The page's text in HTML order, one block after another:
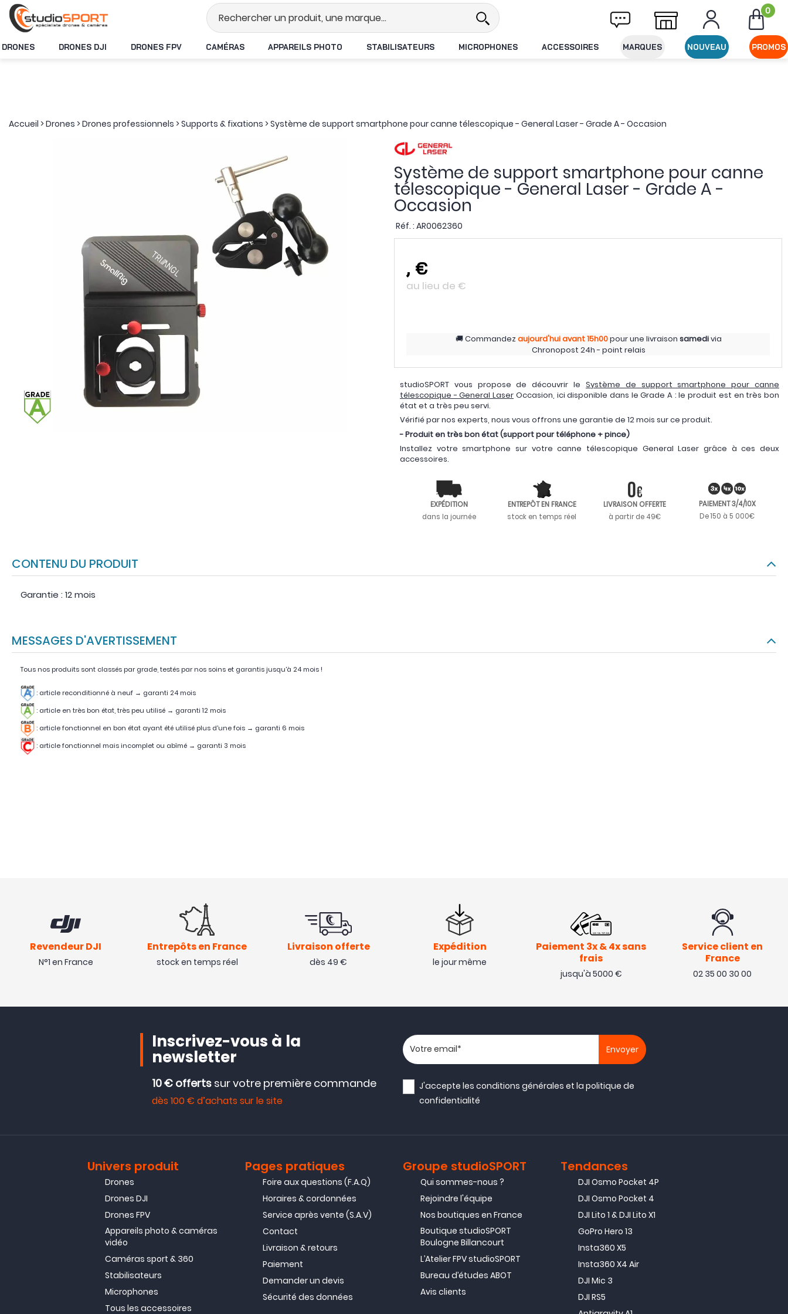
Stock en temps réel Livraison offerte dès 49€ d'achat 0
DRONES DRONES DJI DRONES FPV CAMÉRAS APPAREILS PHOTO STABILISATEURS MICROPHONES ACCESSOIRES MARQUES NOUVEAU PROMOS
Accueil >Drones >Drones professionnels >Supports & fixations >Système de support smartphone pour canne télescopique - General Laser - Grade A - Occasion
Système de support smartphone pour canne
télescopique - General Laser - Grade A -
Occasion
Réf. : AR0062360
, €
au lieu de €
Commandezaujourd'huiavant 15h00pour une livraison samedivia
Chronopost 24h - point relais
studioSPORT vous propose de découvrir le Système de support smartphone pour canne
télescopique - General Laser Occasion, ici disponible dans le Grade A : le produit est en très bon
état et a très peu servi.
Vérifié par nos experts, nous vous offrons une garantie de 12 mois sur ce produit.
- Produit en très bon état (support pour téléphone + pince)
Installez votre smartphone sur votre canne télescopique General Laser grâce à ces deux
accessoires.
EXPÉDITION
dans la journée
ENTREPÔT EN FRANCE
stock en temps réel
LIVRAISON OFFERTE
à partir de 49€
PAIEMENT 3/4/10X
De 150 à 5 000€
CONTENU DU PRODUIT
Garantie : 12 mois
MESSAGES D'AVERTISSEMENT
Tous nos produits sont classés par grade, testés par nos soins et garantis jusqu'à 24 mois !
: article reconditionné à neuf → garanti 24 mois
: article en très bon état, très peu utilisé → garanti 12 mois
: article fonctionnel en bon état ayant été utilisé plus d'une fois → garanti 6 mois
: article fonctionnel mais incomplet ou abîmé → garanti 3 mois
Revendeur DJI
N°1 en France
Entrepôts en France
stock en temps réel
Livraison offerte
dès 49 €
Expédition
le jour même
Paiement 3x & 4x sans
frais
jusqu'à 5000 €
Service client en
France
02 35 00 30 00
Inscrivez-vous à la
newsletter
10 € offerts sur votre première commande
dès 100 € d’achats sur le site
Votre adresse email
J'accepte lesconditions générales et lapolitique de
confidentialité
Univers produit
Drones
Drones DJI
Drones FPV
Appareils photo & caméras
vidéo
Caméras sport & 360
Stabilisateurs
Microphones
Tous les accessoires
Pages pratiques
Foire aux questions (F.A.Q)
Horaires & cordonnées
Service après vente (S.A.V)
Contact
Livraison & retours
Paiement
Demander un devis
Sécurité des données
Groupe studioSPORT
Qui sommes-nous ?
Rejoindre l'équipe
Nos boutiques en France
Boutique studioSPORT
Boulogne Billancourt
L’Atelier FPV studioSPORT
Bureau d’études ABOT
Avis clients
Tendances
DJI Osmo Pocket 4P
DJI Osmo Pocket 4
DJI Lito 1 & DJI Lito X1
GoPro Hero 13
Insta360 X5
Insta360 X4 Air
DJI Mic 3
DJI RS5